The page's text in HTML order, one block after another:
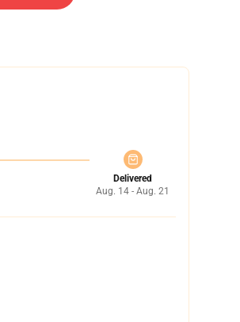
Delivered
Aug. 14 - Aug. 21